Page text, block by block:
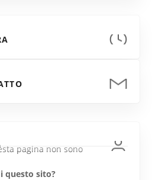
pagina non sono
questo sito?